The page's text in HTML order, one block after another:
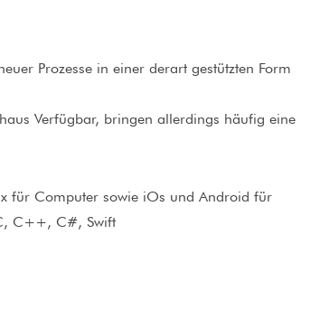
Prozesse in einer derart gestützten Form
Verfügbar, bringen allerdings häufig eine
für Computer sowie iOs und Android für
C++, C#, Swift